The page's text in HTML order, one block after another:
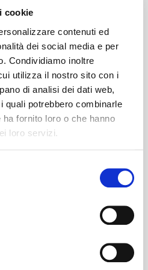
cookie
contenuti ed
dei social media e per
Condividiamo inoltre
utilizza il nostro sito con i
di analisi dei dati web,
quali potrebbero combinarle
fornito loro o che hanno
loro servizi.
Simper (basso), Jon
Blackmore (chitarra) e
cosiddetta "Mark 1
con "SHADES OF
successo arriva
THE BOOK OF
Il fallimento della
è decisivo per
da due membri